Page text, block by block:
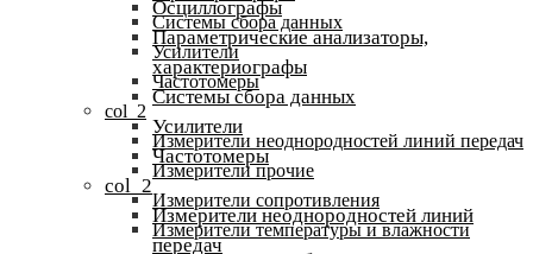
Системы сбора данных
Усилители
Частотомеры
col_2
Измерители неоднородностей линий передач
Измерители прочие
Измерители сопротивления
Измерители температуры и влажности
Осциллографы
Параметрические анализаторы,
характериографы
Системы сбора данных
Усилители
Частотомеры
col_2
Измерители неоднородностей линий
передач